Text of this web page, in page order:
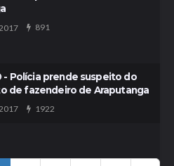
891
- Polícia prende suspeito do
de fazendeiro de Araputanga
1922